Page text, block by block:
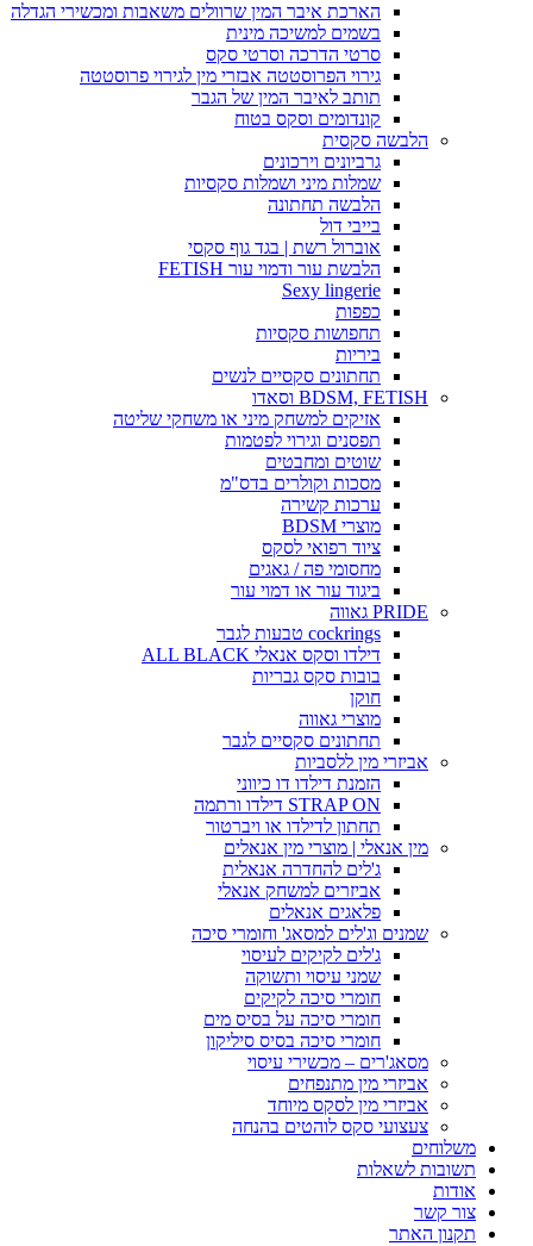
הארכת איבר המין שרוולים משאבות ומכשירי הגדלה
בשמים למשיכה מינית
סרטי הדרכה וסרטי סקס
גירוי הפרוסטטה אבזרי מין לגירוי פרוסטטה
תותב לאיבר המין של הגבר
קונדומים וסקס בטוח
הלבשה סקסית
גרביונים וירכונים
שמלות מיני ושמלות סקסיות
הלבשה תחתונה
בייבי דול
אוברול רשת | בגד גוף סקסי
הלבשת עור ודמוי עור FETISH
Sexy lingerie
כפפות
תחפושות סקסיות
ביריות
תחתונים סקסיים לנשים
BDSM, FETISH וסאדו
אזיקים למשחק מיני או משחקי שליטה
תפסנים וגירוי לפטמות
שוטים ומחבטים
מסכות וקולרים בדס"מ
ערכות קשירה
מוצרי BDSM
ציוד רפואי לסקס
מחסומי פה / גאגים
ביגוד עור או דמוי עור
PRIDE גאווה
cockrings טבעות לגבר
דילדו וסקס אנאלי ALL BLACK
בובות סקס גבריות
חוקן
מוצרי גאווה
תחתונים סקסיים לגבר
אביזרי מין ללסביות
הזמנת דילדו דו כיווני
STRAP ON דילדו ורתמה
תחתון לדילדו או ויברטור
מין אנאלי | מוצרי מין אנאלים
ג'לים להחדרה אנאלית
אביזרים למשחק אנאלי
פלאגים אנאלים
שמנים וג'לים למסאג' וחומרי סיכה
ג'לים לקיקים לעיסוי
שמני עיסוי ותשוקה
חומרי סיכה לקיקים
חומרי סיכה על בסיס מים
חומרי סיכה בסיס סיליקון
מסאג'רים – מכשירי עיסוי
אביזרי מין מתנפחים
אביזרי מין לסקס מיוחד
צעצועי סקס לוהטים בהנחה
משלוחים
תשובות לשאלות
אודות
צור קשר
תקנון האתר